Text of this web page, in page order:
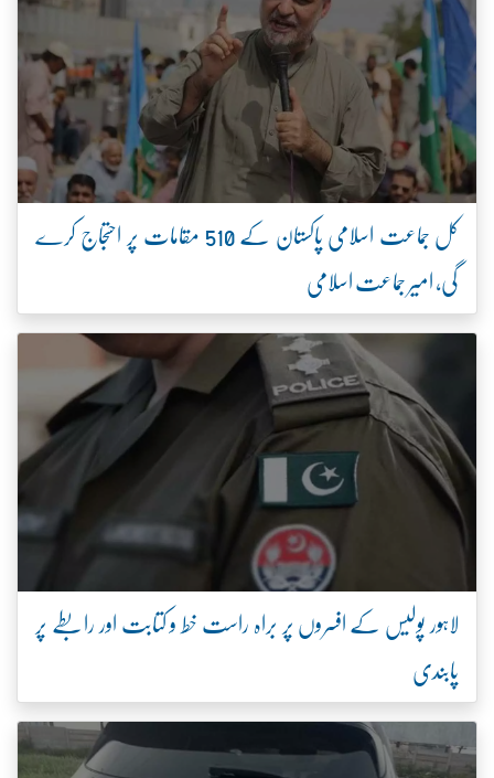
کل جماعت اسلامی پاکستان کے 510 مقامات پر احتجاج کرے
گی، امیر جماعت اسلامی
لاہور پولیس کے افسروں پر براہ راست خط و کتابت اور رابطے پر
پابندی